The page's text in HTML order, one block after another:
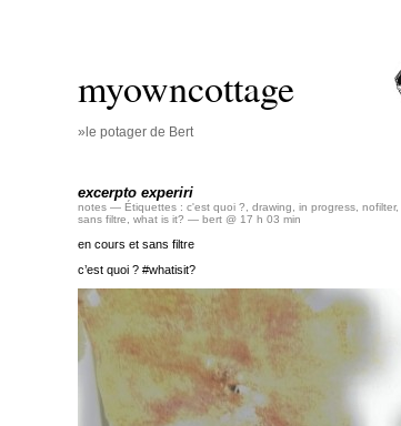
myowncottage
»le potager de Bert
excerpto experiri
notes — Étiquettes : c'est quoi ? drawing in progress nofilter,
sans filtre
what is it? — bert @ 17 h 03 min
en cours et sans filtre
c’est quoi ? #whatisit?